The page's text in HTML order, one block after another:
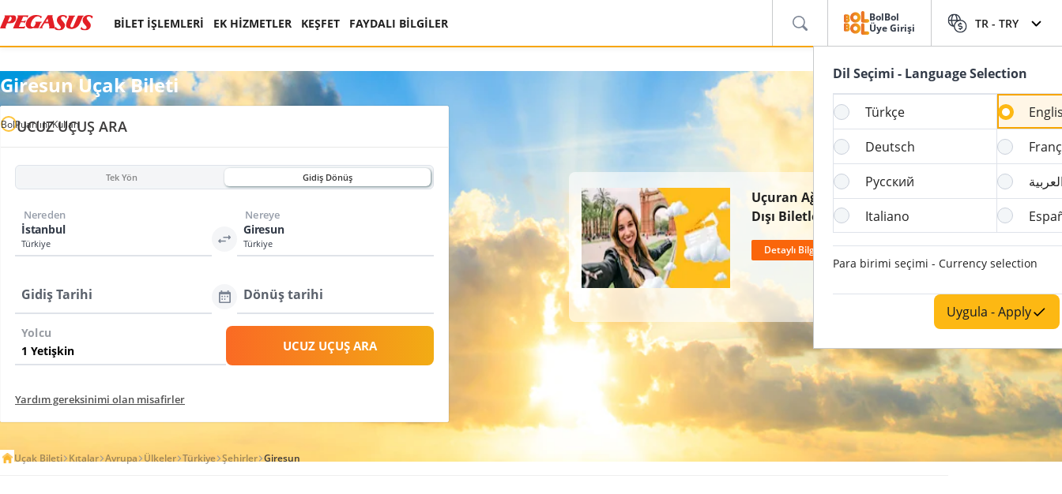
BİLET İŞLEMLERİ EK HİZMETLER KEŞFET FAYDALI BİLGİLER
BolBol
Üye Girişi
TR - TRY
Dil Seçimi - Language Selection
Türkçe
Deutsch
Русский
Italiano
Para birimi seçimi - Currency selection
Uygula - Apply
Giresun Uçak Bileti
UCUZ UÇUŞ ARA
BolPuan'ını Kullan
Tek Yön Gidiş Dönüş
İstanbul
Türkiye
Nereden
Giresun
Türkiye
Nereye
Gidiş Tarihi Dönüş tarihi
Yolcu
UCUZ UÇUŞ ARA
Yardım gereksinimi olan misafirler
Uçuran Ağustos'a Özel Yurt
Dışı Biletlerim 9€ +
Vergilerden Başlayan
Fiyatlarla
Detaylı Bilgi Al
Uçak Bileti Kıtalar Avrupa Ülkeler Türkiye Şehirler Giresun